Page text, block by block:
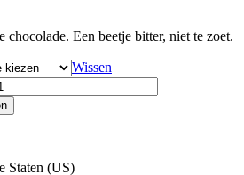
chocolade. Een beetje bitter, niet te zoet.
Wissen
Staten (US)